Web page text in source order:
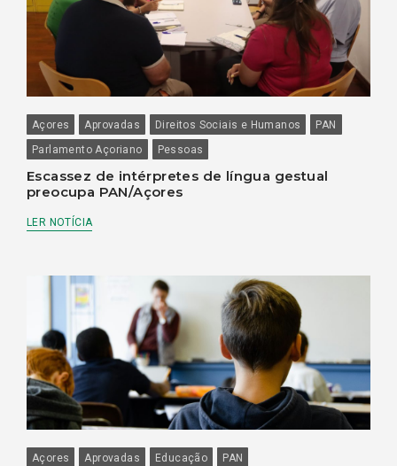
Açores Aprovadas Direitos Sociais e Humanos
PAN
Parlamento Açoriano
Pessoas
Escassez de intérpretes de língua gestual
preocupa PAN/Açores
LER NOTÍCIA
Açores Aprovadas Educação
PAN